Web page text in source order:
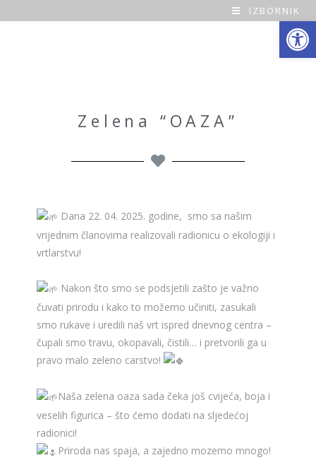
Open toolbar
O
IZBORNIK
Zelena “OAZA”
Dana 22. 04. 2025. godine, smo sa našim
vrijednim članovima realizovali radionicu o ekologiji i
vrtlarstvu!
Nakon što smo se podsjetili zašto je važno
čuvati prirodu i kako to možemo učiniti, zasukali
smo rukave i uredili naš vrt ispred dnevnog centra –
čupali smo travu, okopavali, čistili… i pretvorili ga u
pravo malo zeleno carstvo!
Naša zelena oaza sada čeka još cvijeća, boja i
veselih figurica – što ćemo dodati na sljedećoj
radionici!
Priroda nas spaja, a zajedno mozemo mnogo!